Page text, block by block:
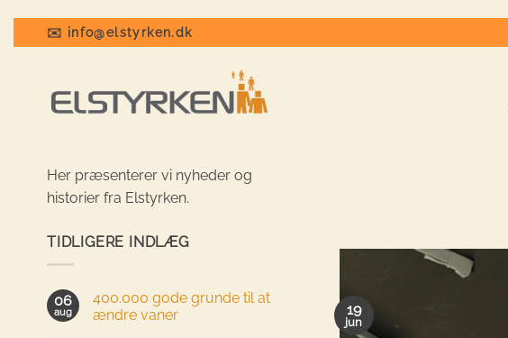
✉️ info@elstyrken.dk
Her præsenterer vi nyheder og
historier fra Elstyrken.
TIDLIGERE INDLÆG
06
aug
400.000 gode grunde til at
ændre vaner
19
jun